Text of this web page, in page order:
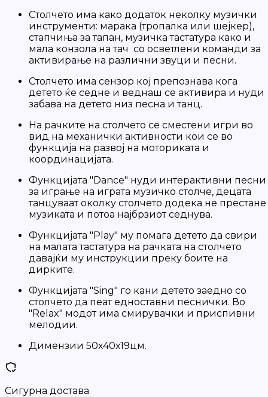
Столчето има како додаток неколку музички
инструменти: марака (тропалка или шејкер),
стапчиња за тапан, музичка тастатура како и
мала конзола на тач со осветлени команди за
активирање на различни звуци и песни.
Столчето има сензор кој препознава кога
детето ќе седне и веднаш се активира и нуди
забава на детето низ песна и танц.
На рачките на столчето се сместени игри во
вид на механички активности кои се во
функција на развој на моториката и
координацијата.
Функцијата "Dance" нуди интерактивни песни
за играње на играта музичко столче, децата
танцуваат околку столчето додека не престане
музиката и потоа најбрзиот седнува.
Функцијата "Play" му помага детето да свири
на малата тастатура на рачката на столчето
давајќи му инструкции преку боите на
дирките.
Функцијата "Sing" го кани детето заедно со
столчето да пеат едноставни песнички. Во
"Relax" модот има смирувачки и приспивни
мелодии.
Димензии 50х40х19цм.
Сигурна достава